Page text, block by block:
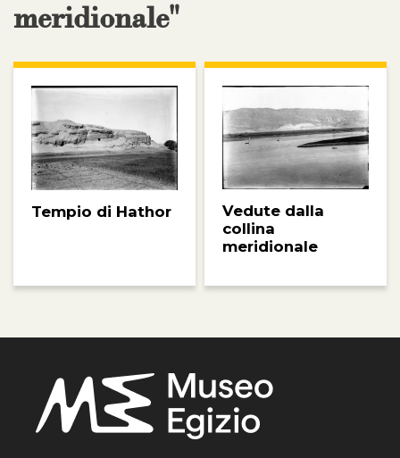
meridionale"
Tempio di Hathor
Vedute dalla
collina
meridionale